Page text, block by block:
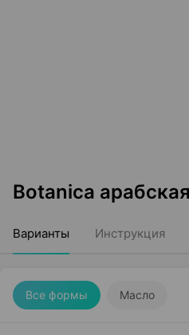
Botanica
Варианты Инструкция
Все формы Масло